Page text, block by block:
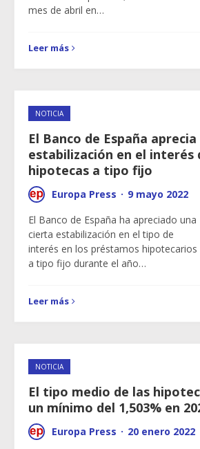
mes de abril en…
Leer más
NOTICIA
El Banco de España
estabilización en el interés
hipotecas a tipo fijo
Europa Press · 9 mayo 2022
El Banco de España ha apreciado una
cierta estabilización en el tipo de
interés en los préstamos hipotecarios
a tipo fijo durante el año…
Leer más
NOTICIA
El tipo medio de las
un mínimo del 1,503% en
Europa Press · 20 enero 2022